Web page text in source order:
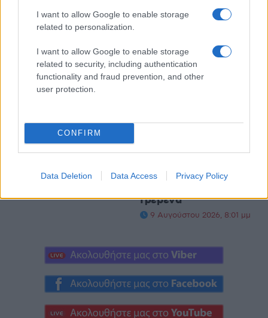
I want to allow Google to enable storage
related to personalization.
I want to allow Google to enable storage
related to security, including authentication
functionality and fraud prevention, and other
user protection.
CONFIRM
Data Deletion Data Access Privacy Policy
Οι μουσικές επιλογές
του e-ptolemeos.gr:
The Hunters – Teen
Scene (1960)
Εντυπωσιακές
φωτογραφίες από τον
Άγιο Νικάνορα
Ζάβορδας στα
Γρεβενά
9 Αυγούστου 2026, 8:01 μμ